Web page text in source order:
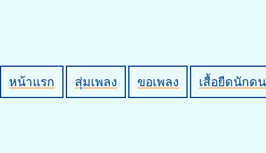
หน้าแรก สุ่มเพลง ขอเพลง เสื้อยืดนักด